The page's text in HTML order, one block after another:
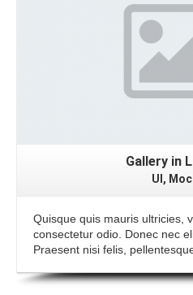
Gallery in
UI,
Quisque quis mauris ultricies,
consectetur odio. Donec nec
Praesent nisi felis,